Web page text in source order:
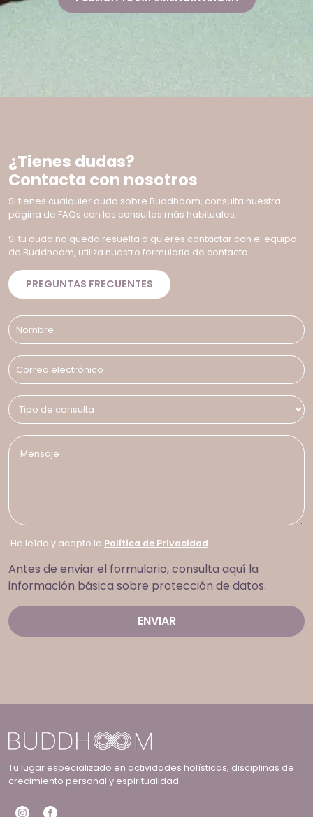
¿Tienes dudas?
Contacta con nosotros
Si tienes cualquier duda sobre Buddhoom, consulta nuestra
página de FAQs con las consultas más habituales.
Si tu duda no queda resuelta o quieres contactar con el equipo
de Buddhoom, utiliza nuestro formulario de contacto.
PREGUNTAS FRECUENTES
He leído y acepto la Política de Privacidad
Antes de enviar el formulario, consulta aquí la
información básica sobre protección de datos.
Tu lugar especializado en actividades holísticas, disciplinas de
crecimiento personal y espiritualidad.